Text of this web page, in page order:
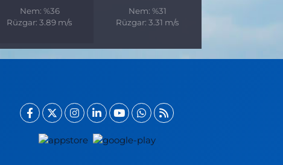
Nem: %36
Rüzgar: 3.89 m/s
Nem: %31
Rüzgar: 3.31 m/s